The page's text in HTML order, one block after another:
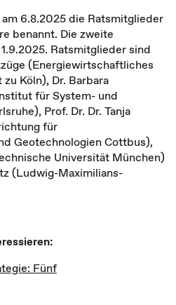
6.8.2025 die Ratsmitglieder
benannt. Die zweite
Ratsmitglieder sind
(Energiewirtschaftliches
Köln), Dr. Barbara
für System- und
Prof. Dr. Dr. Tanja
für
Geotechnologien Cottbus),
Universität München)
(Ludwig-Maximilians-
Fünf